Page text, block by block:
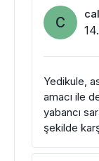
C
Yedikule,
amacı ile
yabancı
şekilde